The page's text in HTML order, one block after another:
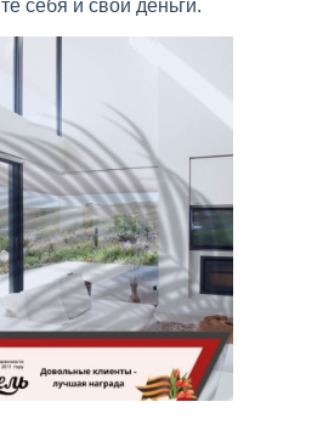
себя и свои деньги.